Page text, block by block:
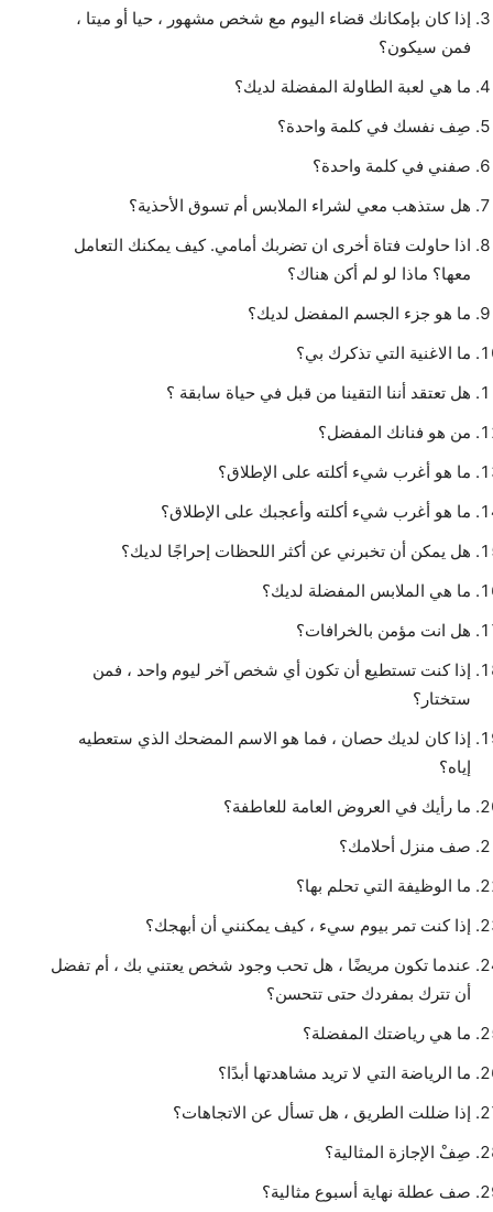
إذا كان بإمكانك قضاء اليوم مع شخص مشهور ، حيا أو ميتا ،
فمن سيكون؟
ما هي لعبة الطاولة المفضلة لديك؟
صِف نفسك في كلمة واحدة؟
صفني في كلمة واحدة؟
هل ستذهب معي لشراء الملابس أم تسوق الأحذية؟
اذا حاولت فتاة أخرى ان تضربك أمامي. كيف يمكنك التعامل
معها؟ ماذا لو لم أكن هناك؟
ما هو جزء الجسم المفضل لديك؟
ما الاغنية التي تذكرك بي؟
هل تعتقد أننا التقينا من قبل في حياة سابقة ؟
من هو فنانك المفضل؟
ما هو أغرب شيء أكلته على الإطلاق؟
ما هو أغرب شيء أكلته وأعجبك على الإطلاق؟
هل يمكن أن تخبرني عن أكثر اللحظات إحراجًا لديك؟
ما هي الملابس المفضلة لديك؟
هل انت مؤمن بالخرافات؟
إذا كنت تستطيع أن تكون أي شخص آخر ليوم واحد ، فمن
ستختار؟
إذا كان لديك حصان ، فما هو الاسم المضحك الذي ستعطيه
إياه؟
ما رأيك في العروض العامة للعاطفة؟
صف منزل أحلامك؟
ما الوظيفة التي تحلم بها؟
إذا كنت تمر بيوم سيء ، كيف يمكنني أن أبهجك؟
عندما تكون مريضًا ، هل تحب وجود شخص يعتني بك ، أم تفضل
أن تترك بمفردك حتى تتحسن؟
ما هي رياضتك المفضلة؟
ما الرياضة التي لا تريد مشاهدتها أبدًا؟
إذا ضللت الطريق ، هل تسأل عن الاتجاهات؟
صِفْ الإجازة المثالية؟
صف عطلة نهاية أسبوع مثالية؟